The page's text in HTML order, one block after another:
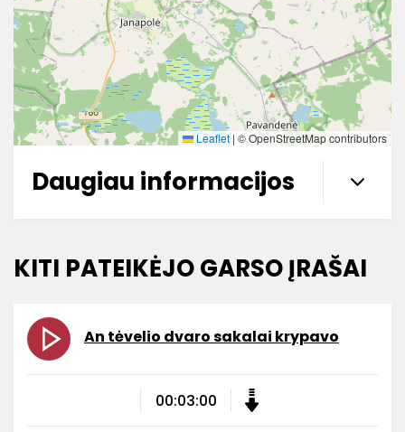
Leaflet | © OpenStreetMap contributors
Daugiau informacijos
KITI PATEIKĖJO GARSO ĮRAŠAI
An tėvelio dvaro sakalai krypavo
00:03:00